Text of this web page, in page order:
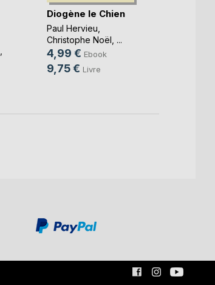
Diogène le Chien
Paul Hervieu
Christophe Noël , ...
4,99 € Ebook
9,75 € Livre